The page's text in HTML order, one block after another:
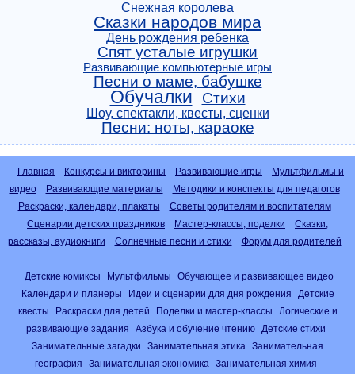
Снежная королева
Сказки народов мира
День рождения ребенка
Спят усталые игрушки
Развивающие компьютерные игры
Песни о маме, бабушке
Обучалки Стихи
Шоу, спектакли, квесты, сценки
Песни: ноты, караоке
Главная Конкурсы и викторины Развивающие игры
Мультфильмы и
видео
Развивающие материалы
Методики и конспекты для педагогов
Раскраски, календари, плакаты
Советы родителям и воспитателям
Сценарии детских праздников
Мастер-классы, поделки
Сказки,
рассказы, аудиокниги
Солнечные песни и стихи Форум для родителей
Детские комиксы Мультфильмы
Обучающее и развивающее видео
Календари и планеры
Идеи и сценарии для дня рождения
Детские
квесты
Раскраски для детей Поделки и мастер-классы
Логические и
развивающие задания
Азбука и обучение чтению
Детские стихи
Занимательные загадки
Занимательная этика
Занимательная
география
Занимательная экономика
Занимательная химия